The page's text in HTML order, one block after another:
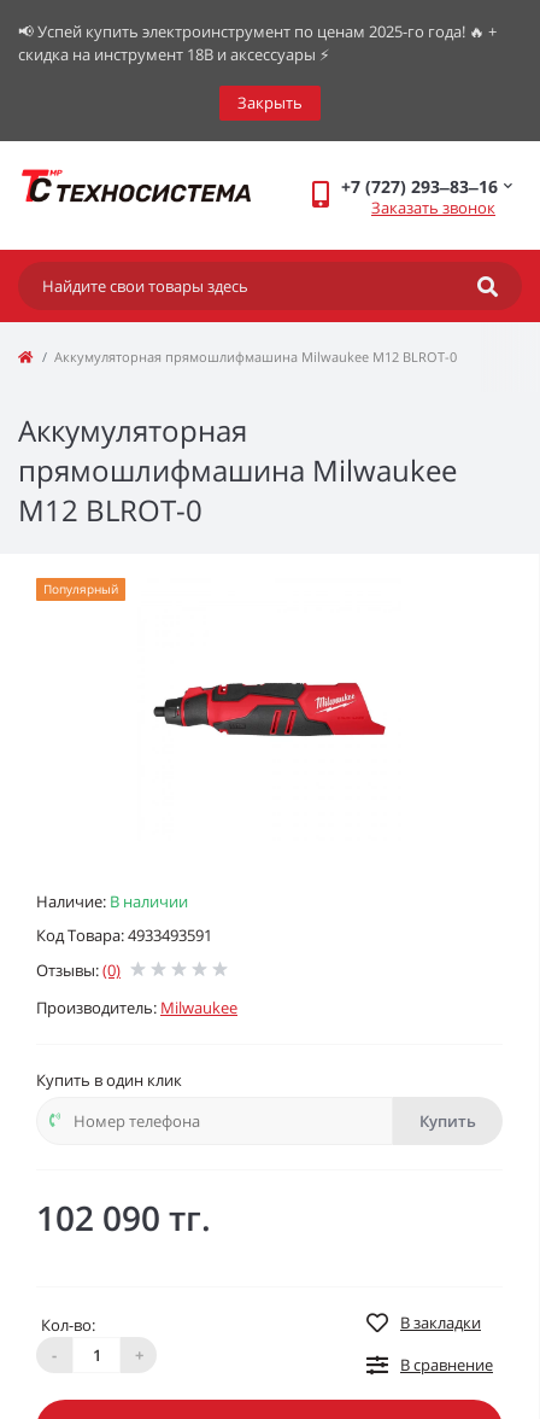
📢 Успей купить электроинструмент по ценам 2025-го года! 🔥 +
скидка на инструмент 18В и аксессуары ⚡️
Закрыть
+7 (727) 293‒83‒16
Заказать звонок
Аккумуляторная прямошлифмашина Milwaukee M12 BLROT-0
Аккумуляторная
прямошлифмашина Milwaukee
M12 BLROT-0
Наличие: В наличии
Код Товара: 4933493591
Отзывы:(0)
Производитель: Milwaukee
Популярный
Купить в один клик
Купить
102 090 тг.
Кол-во:
-
+
В закладки
В сравнение